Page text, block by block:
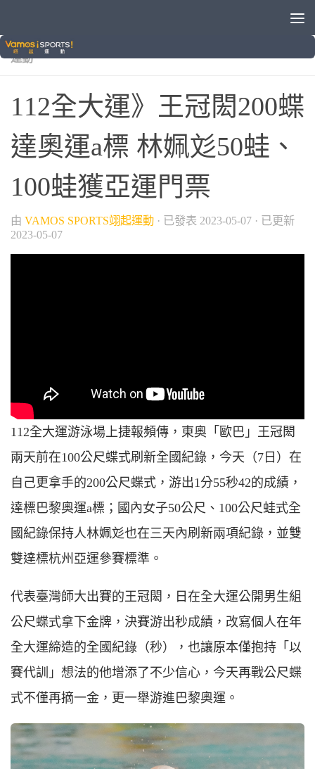
112全大運 / 中華隊
運動
112全大運》王冠閎200蝶
達奧運a標 林姵彣50蛙、
100蛙獲亞運門票
由 VAMOS SPORTS翊起運動 · 已發表 2023-05-07 · 已更新
2023-05-07
112全大運游泳場上捷報頻傳，東奧「歐巴」王冠閎
兩天前在100公尺蝶式刷新全國紀錄，今天（7日）在
自己更拿手的200公尺蝶式，游出1分55秒42的成績，
達標巴黎奧運a標；國內女子50公尺、100公尺蛙式全
國紀錄保持人林姵彣也在三天內刷新兩項紀錄，並雙
雙達標杭州亞運參賽標準。
代表臺灣師大出賽的王冠閎， 日在全大運公開男生組
公尺蝶式拿下金牌，決賽游出秒成績，改寫個人在年
全大運締造的全國紀錄（秒），也讓原本僅抱持「以
賽代訓」想法的他增添了不少信心，今天再戰公尺蝶
式不僅再摘一金，更一舉游進巴黎奧運。